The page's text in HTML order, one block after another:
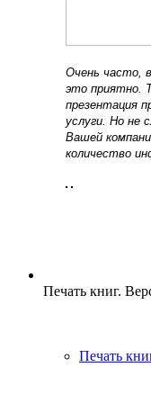
Очень часто,
это приятно.
презентация
услуги. Но не
Вашей
количество
Печать книг.
Печать